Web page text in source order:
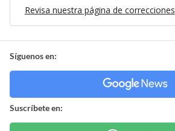
Revisa nuestra página de correcciones
Síguenos en:
Suscríbete en: